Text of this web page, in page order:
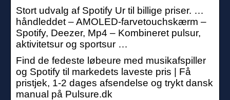
Stort udvalg af Spotify Ur til billige priser. …
håndleddet – AMOLED-farvetouchskærm –
Spotify, Deezer, Mp4 – Kombineret pulsur,
aktivitetsur og sportsur …
Find de fedeste løbeure med musikafspiller
og Spotify til markedets laveste pris | Få
pristjek, 1-2 dages afsendelse og trykt dansk
manual på Pulsure.dk